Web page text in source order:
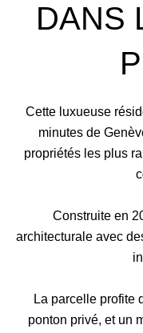
DANS
Cette luxueuse
minutes de
propriétés les plus
Construite en
architecturale avec
La parcelle profite
ponton privé, et un